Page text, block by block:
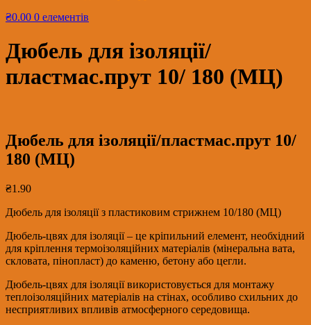
₴0.00 0 елементів
Дюбель для ізоляції/
пластмас.прут 10/ 180 (МЦ)
Дюбель для ізоляції/пластмас.прут 10/
180 (МЦ)
₴1.90
Дюбель для ізоляції з пластиковим стрижнем 10/180 (МЦ)
Дюбель-цвях для ізоляції – це кріпильний елемент, необхідний
для кріплення термоізоляційних матеріалів (мінеральна вата,
скловата, пінопласт) до каменю, бетону або цегли.
Дюбель-цвях для ізоляції використовується для монтажу
теплоізоляційних матеріалів на стінах, особливо схильних до
несприятливих впливів атмосферного середовища.